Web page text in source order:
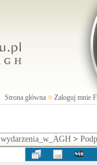
Strona główna Zaloguj mnie
wydarzenia_w_AGH >